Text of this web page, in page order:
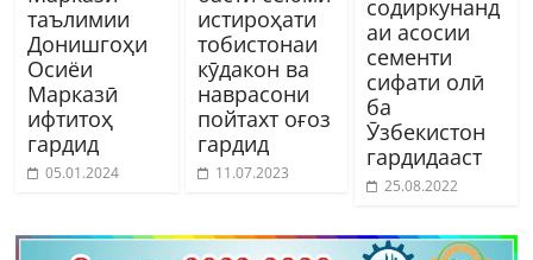
таълимии
Донишгоҳи
Осиёи
Марказӣ
ифтитоҳ
гардид
05.01.2024
истироҳати
тобистонаи
кӯдакон ва
наврасони
пойтахт оғоз
гардид
11.07.2023
содиркунанд
аи асосии
сементи
сифати олӣ
ба
Ӯзбекистон
гардидааст
25.08.2022